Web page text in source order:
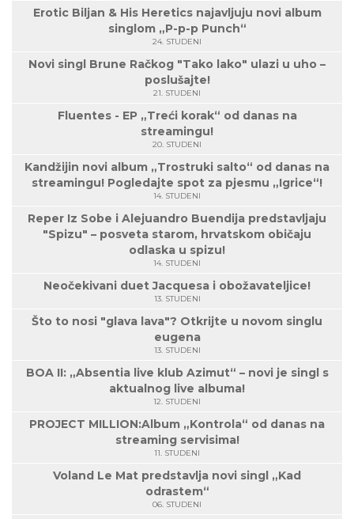
Erotic Biljan & His Heretics najavljuju novi album
singlom „P-p-p Punch“
24. STUDENI
Novi singl Brune Račkog "Tako lako" ulazi u uho –
poslušajte!
21. STUDENI
Fluentes - EP „Treći korak“ od danas na
streamingu!
20. STUDENI
Kandžijin novi album „Trostruki salto“ od danas na
streamingu! Pogledajte spot za pjesmu „Igrice“!
14. STUDENI
Reper Iz Sobe i Alejuandro Buendija predstavljaju
"Spizu" – posveta starom, hrvatskom običaju
odlaska u spizu!
14. STUDENI
Neočekivani duet Jacquesa i obožavateljice!
13. STUDENI
Što to nosi "glava lava"? Otkrijte u novom singlu
eugena
13. STUDENI
BOA II: „Absentia live klub Azimut“ – novi je singl s
aktualnog live albuma!
12. STUDENI
PROJECT MILLION:Album „Kontrola“ od danas na
streaming servisima!
11. STUDENI
Voland Le Mat predstavlja novi singl „Kad
odrastem“
06. STUDENI